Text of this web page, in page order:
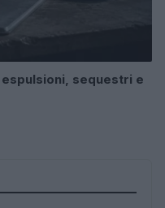
sequestri e